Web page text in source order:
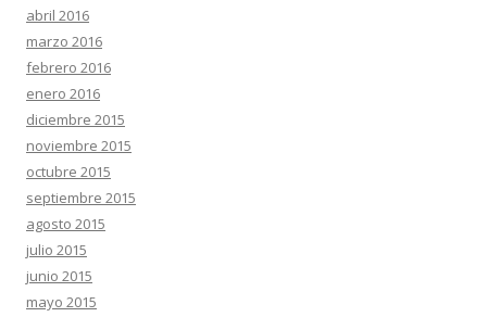
abril 2016
marzo 2016
febrero 2016
enero 2016
diciembre 2015
noviembre 2015
octubre 2015
septiembre 2015
agosto 2015
julio 2015
junio 2015
mayo 2015